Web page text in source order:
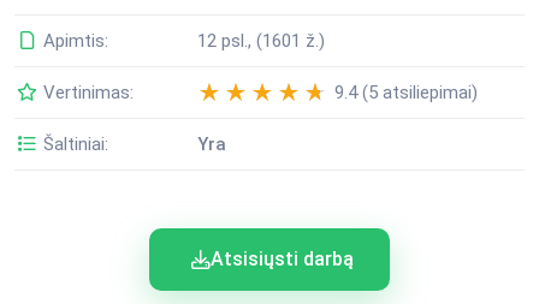
Apimtis: 12 psl., (1601 ž.)
Vertinimas: 9.4 (5 atsiliepimai)
Šaltiniai: Yra
Atsisiųsti darbą